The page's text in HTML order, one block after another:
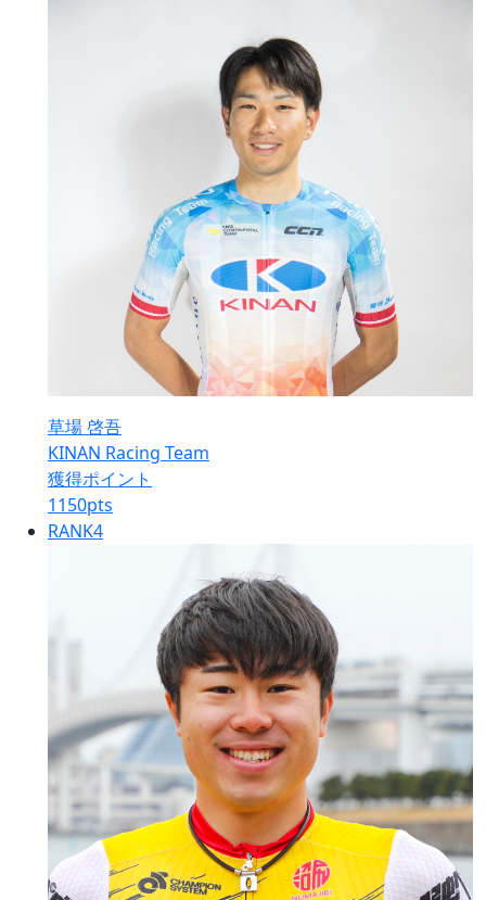
草場 啓吾
KINAN Racing Team
獲得ポイント
1150pts
RANK4